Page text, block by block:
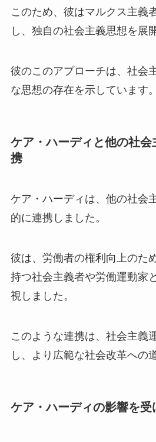
このため、彼はマルクス主義
し、独自の社会主義思想を展
彼のこのアプローチは、社会
な思想の存在を示しています。
ケア・ハーディと他の社会
携
ケア・ハーディは、他の社会
的に連携しました。
彼は、労働者の権利向上のた
持つ社会主義者や労働運動家
視しました。
このような連携は、社会主義
し、より広範な社会改革への
ケア・ハーディの影響を